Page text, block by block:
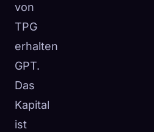
von
TPG
erhalten
GPT.
Das
Kapital
ist